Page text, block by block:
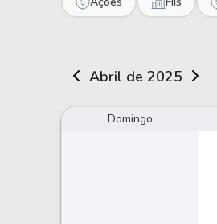
Itausa
Abril de 2025
Domingo